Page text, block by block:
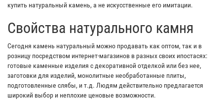
купить натуральный камень, а не искусственные его имитации.
Свойства натурального камня
Сегодня камень натуральный можно продавать как оптом, так и в
розницу посредством интернет-магазинов в разных своих ипостасях:
готовые каменные изделия с декоративной отделкой или без нее,
заготовки для изделий, монолитные необработанные плиты,
подготовленные слябы, и т.д. Людям действительно предлагается
широкий выбор и неплохие ценовые возможности.